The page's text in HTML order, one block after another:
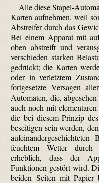
Alle diese Stapel-
Karten aufnehmen, weil
Abstreifer durch das
Bei einem Apparat mit
oben abstreift und
verschieden starken
gedrückt; die Karten
oder in verletztem
fortgesetzte Versagen
Automaten, die,
auch noch mit
die bei diesem Prinzip
beseitigen sein werden,
feuchtem Wetter
erheblich, dass der
Funktionen gestört wird.
beiden Seiten mit Papier